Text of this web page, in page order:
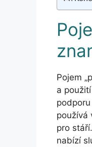
Pojem
a
používá
pro
nabízí